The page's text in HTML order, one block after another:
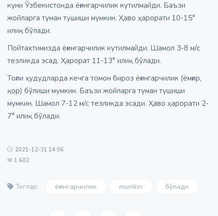
куни Ўзбекистонда ёғингарчилик кутилмайди. Баъзи
жойларга туман тушиши мумкин. Ҳаво ҳарорати 10-15°
илиқ бўлади.
Пойтахтимизда ёғингарчилик кутилмайди. Шамол 3-8 м/с
тезликда эсад. Ҳарорат 11-13° илиқ бўлади.
Тоғли ҳудудларда кечга томон бироз ёғингарчилик (ёмғир,
қор) бўлиши мумкин. Баъзи жойларга туман тушиши
мумкин. Шамол 7-12 м/с тезликда эсади. Ҳаво ҳарорати 2-
7° илиқ бўлади.
2021-12-31 14:06
1 602
Теглар: ёғингарчилик mumkin бўлади